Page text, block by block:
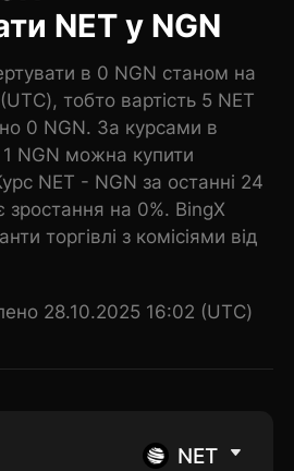
NET у NGN
в 0 NGN станом на
тобто вартість 5 NET
0 NGN. За курсами в
NGN можна купити
NET - NGN за останні 24
зростання на 0%. BingX
торгівлі з комісіями від
28.10.2025 16:02 (UTC)
NET